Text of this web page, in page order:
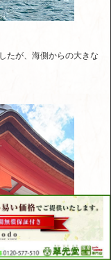
たが、海側からの大きな